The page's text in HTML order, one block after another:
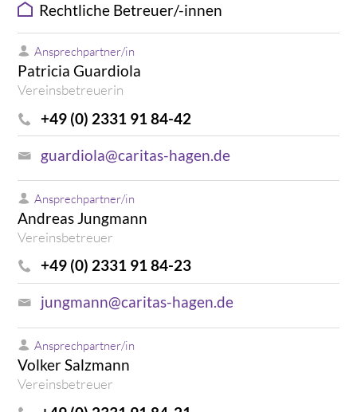
Rechtliche Betreuer/-innen
Ansprechpartner/in
Patricia Guardiola
Vereinsbetreuerin
+49 (0) 2331 91 84-42
guardiola@caritas-hagen.de
Ansprechpartner/in
Andreas Jungmann
Vereinsbetreuer
+49 (0) 2331 91 84-23
jungmann@caritas-hagen.de
Ansprechpartner/in
Volker Salzmann
Vereinsbetreuer